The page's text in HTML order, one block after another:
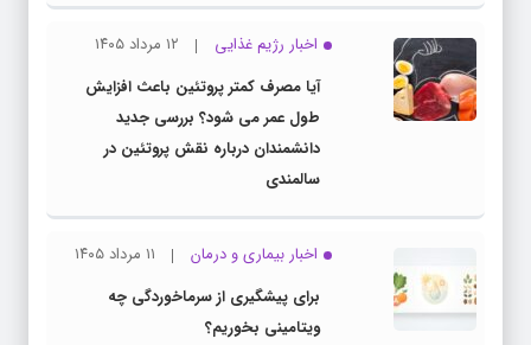
اخبار رژیم غذایی
۱۲ مرداد ۱۴۰۵
آیا مصرف کمتر پروتئین باعث افزایش
طول عمر می شود؟ بررسی جدید
دانشمندان درباره نقش پروتئین در
سالمندی
اخبار بیماری و درمان
۱۱ مرداد ۱۴۰۵
برای پیشگیری از سرماخوردگی چه
ویتامینی بخوریم؟